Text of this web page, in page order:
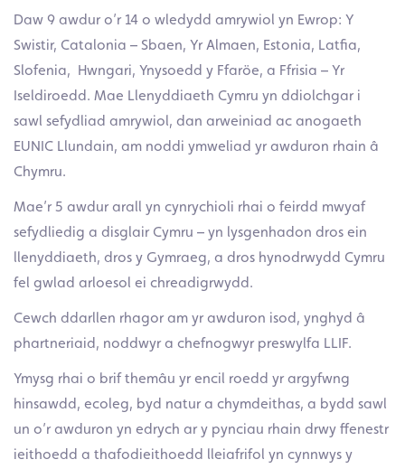
Daw 9 awdur o’r 14 o wledydd amrywiol yn Ewrop: Y
Swistir, Catalonia – Sbaen, Yr Almaen, Estonia, Latfia,
Slofenia, Hwngari, Ynysoedd y Ffaröe, a Ffrisia – Yr
Iseldiroedd. Mae Llenyddiaeth Cymru yn ddiolchgar i
sawl sefydliad amrywiol, dan arweiniad ac anogaeth
EUNIC Llundain, am noddi ymweliad yr awduron rhain â
Chymru.
Mae’r 5 awdur arall yn cynrychioli rhai o feirdd mwyaf
sefydliedig a disglair Cymru – yn lysgenhadon dros ein
llenyddiaeth, dros y Gymraeg, a dros hynodrwydd Cymru
fel gwlad arloesol ei chreadigrwydd.
Cewch ddarllen rhagor am yr awduron isod, ynghyd â
phartneriaid, noddwyr a chefnogwyr preswylfa LLIF.
Ymysg rhai o brif themâu yr encil roedd yr argyfwng
hinsawdd, ecoleg, byd natur a chymdeithas, a bydd sawl
un o’r awduron yn edrych ar y pynciau rhain drwy ffenestr
ieithoedd a thafodieithoedd lleiafrifol yn cynnwys y